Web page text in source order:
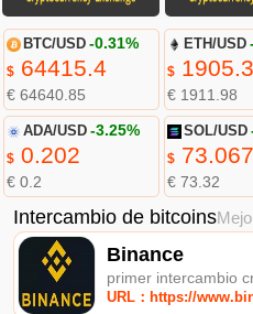
BTC/USD -0.31%
$64415.4
€ 64640.85
ETH/USD
$
€ 1911.98
ADA/USD -3.25%
$0.202
€ 0.2
SOL/USD
$ 73.067
€ 73.32
Intercambio de bitcoins
Binance
primer intercambio
URL：https://